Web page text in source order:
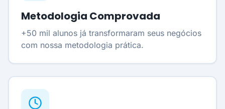
Metodologia Comprovada
+50 mil alunos já transformaram seus negócios
com nossa metodologia prática.